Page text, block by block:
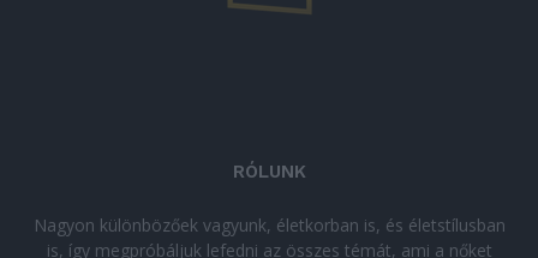
RÓLUNK
Nagyon különbözőek vagyunk, életkorban is, és életstílusban
is, így megpróbáljuk lefedni az összes témát, ami a nőket